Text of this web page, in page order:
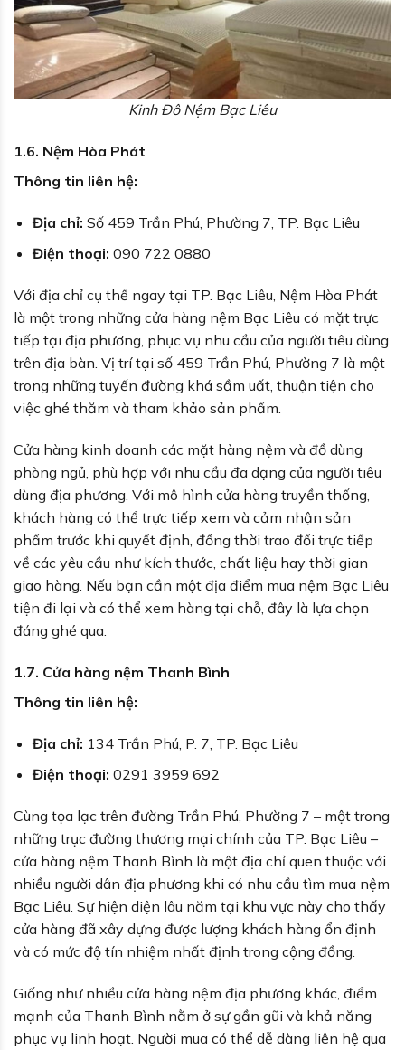
Kinh Đô Nệm Bạc Liêu
1.6. Nệm Hòa Phát
Thông tin liên hệ:
Địa chỉ: Số 459 Trần Phú, Phường 7, TP. Bạc Liêu
Điện thoại: 090 722 0880
Với địa chỉ cụ thể ngay tại TP. Bạc Liêu, Nệm Hòa Phát
là một trong những cửa hàng nệm Bạc Liêu có mặt trực
tiếp tại địa phương, phục vụ nhu cầu của người tiêu dùng
trên địa bàn. Vị trí tại số 459 Trần Phú, Phường 7 là một
trong những tuyến đường khá sầm uất, thuận tiện cho
việc ghé thăm và tham khảo sản phẩm.
Cửa hàng kinh doanh các mặt hàng nệm và đồ dùng
phòng ngủ, phù hợp với nhu cầu đa dạng của người tiêu
dùng địa phương. Với mô hình cửa hàng truyền thống,
khách hàng có thể trực tiếp xem và cảm nhận sản
phẩm trước khi quyết định, đồng thời trao đổi trực tiếp
về các yêu cầu như kích thước, chất liệu hay thời gian
giao hàng. Nếu bạn cần một địa điểm mua nệm Bạc Liêu
tiện đi lại và có thể xem hàng tại chỗ, đây là lựa chọn
đáng ghé qua.
1.7. Cửa hàng nệm Thanh Bình
Thông tin liên hệ:
Địa chỉ: 134 Trần Phú, P. 7, TP. Bạc Liêu
Điện thoại: 0291 3959 692
Cùng tọa lạc trên đường Trần Phú, Phường 7 – một trong
những trục đường thương mại chính của TP. Bạc Liêu –
cửa hàng nệm Thanh Bình là một địa chỉ quen thuộc với
nhiều người dân địa phương khi có nhu cầu tìm mua nệm
Bạc Liêu. Sự hiện diện lâu năm tại khu vực này cho thấy
cửa hàng đã xây dựng được lượng khách hàng ổn định
và có mức độ tín nhiệm nhất định trong cộng đồng.
Giống như nhiều cửa hàng nệm địa phương khác, điểm
mạnh của Thanh Bình nằm ở sự gần gũi và khả năng
phục vụ linh hoạt. Người mua có thể dễ dàng liên hệ qua